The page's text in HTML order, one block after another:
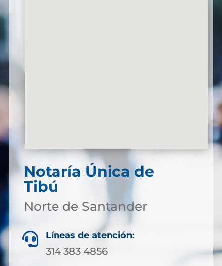
Notaría Única de
Tibú
Norte de Santander
 Líneas de atención:
314 383 4856